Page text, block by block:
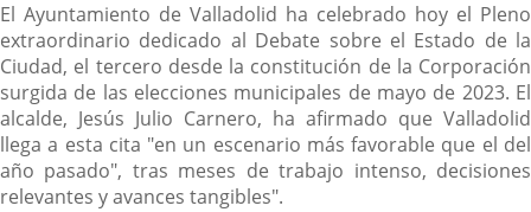
El Ayuntamiento de Valladolid ha celebrado hoy el Pleno
extraordinario dedicado al Debate sobre el Estado de la
Ciudad, el tercero desde la constitución de la Corporación
surgida de las elecciones municipales de mayo de 2023. El
alcalde, Jesús Julio Carnero, ha afirmado que Valladolid
llega a esta cita "en un escenario más favorable que el del
año pasado", tras meses de trabajo intenso, decisiones
relevantes y avances tangibles".